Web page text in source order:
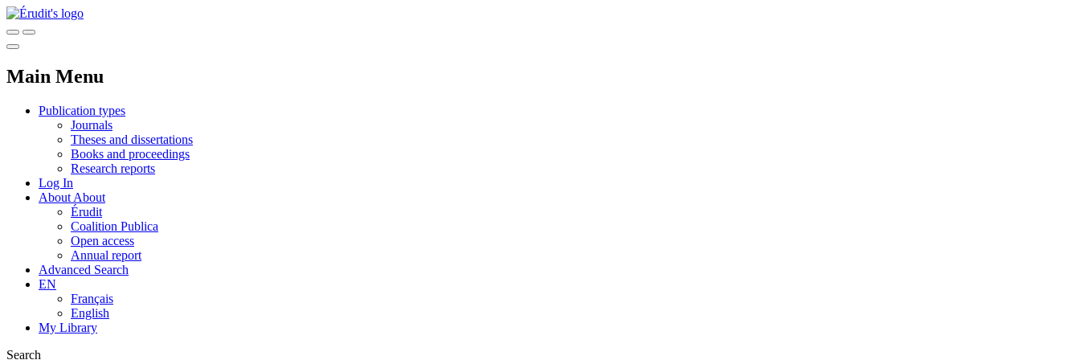
Main Menu
Publication types
Journals
Theses and dissertations
Books and proceedings
Research reports
Log In
About About
Érudit
Coalition Publica
Open access
Annual report
Advanced Search
EN
Français
English
My Library
Search